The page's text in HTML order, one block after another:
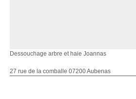
Dessouchage arbre et haie Joannas
27 rue de la comballe 07200 Aubenas